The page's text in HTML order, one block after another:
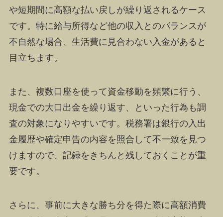
や短期間に高額な払い戻しが繰り返されるケース
です。特に給与所得など他の収入とのバランスが
不自然な場合、生活費に見合わない入金があると
目立ちます。
また、複数口座を使って資金移動を頻繁に行う、
現金での大口出金を繰り返す、といった行為も調
査の対象になりやすいです。税務署は銀行の入出
金履歴や確定申告の内容を照合して不一致を見つ
けますので、記録をきちんと残しておくことが重
要です。
さらに、事前に大きな勝ち分を得た際に高額消費